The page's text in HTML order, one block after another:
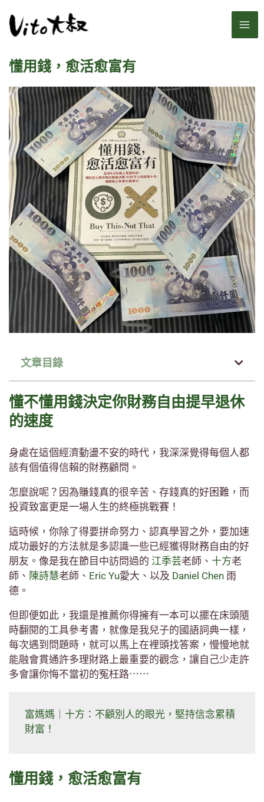
至
內懂用錢，愈活愈富有
文章目錄
懂不懂用錢決定你財務自由提早退休
的速度
身處在這個經濟動盪不安的時代，我深深覺得每個人都
該有個值得信賴的財務顧問。
怎麼說呢？因為賺錢真的很辛苦、存錢真的好困難，而
投資致富更是一場人生的終極挑戰賽！
這時候，你除了得要拼命努力、認真學習之外，要加速
成功最好的方法就是多認識一些已經獲得財務自由的好
朋友。像是我在節目中訪問過的 江季芸老師、 十方老
師、 陳詩慧老師、 Eric Yu愛大、以及 Daniel Chen 雨
德。
但即便如此，我還是推薦你得擁有一本可以擺在床頭隨
時翻閱的工具參考書，就像是我兒子的國語詞典一樣，
每次遇到問題時，就可以馬上在裡頭找答案，慢慢地就
能融會貫通許多理財路上最重要的觀念，讓自己少走許
多會讓你悔不當初的冤枉路⋯⋯
富媽媽｜十方：不顧別人的眼光，堅持信念累積
財富！
懂用錢，愈活愈富有